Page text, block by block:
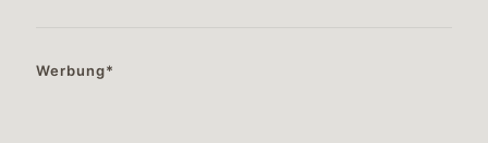
Werbung*